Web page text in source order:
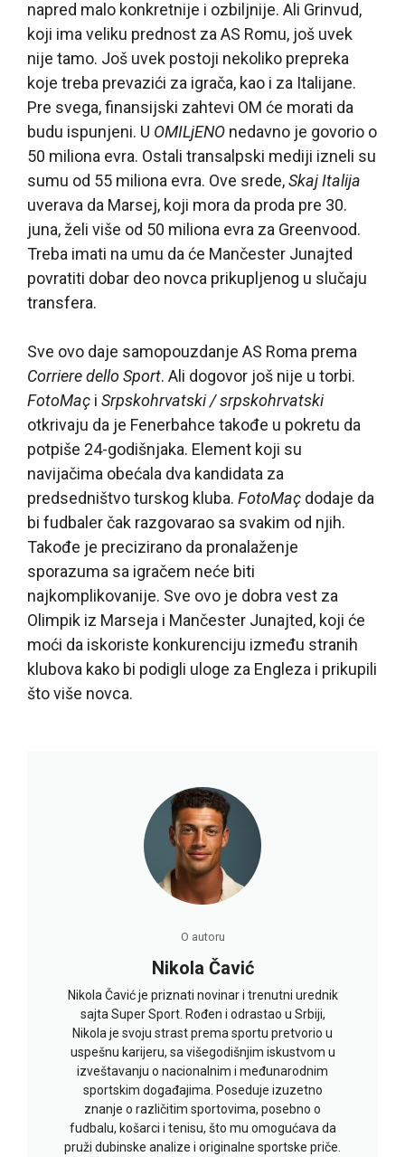
napred malo konkretnije i ozbiljnije. Ali Grinvud,
koji ima veliku prednost za AS Romu, još uvek
nije tamo. Još uvek postoji nekoliko prepreka
koje treba prevazići za igrača, kao i za Italijane.
Pre svega, finansijski zahtevi OM će morati da
budu ispunjeni. U OMILjENO nedavno je govorio o
50 miliona evra. Ostali transalpski mediji izneli su
sumu od 55 miliona evra. Ove srede,Skaj Italija
uverava da Marsej, koji mora da proda pre 30.
juna, želi više od 50 miliona evra za Greenvood.
Treba imati na umu da će Mančester Junajted
povratiti dobar deo novca prikupljenog u slučaju
transfera.
Sve ovo daje samopouzdanje AS Roma prema
Corriere dello Sport. Ali dogovor još nije u torbi.
FotoMaç i Srpskohrvatski / srpskohrvatski
otkrivaju da je Fenerbahce takođe u pokretu da
potpiše 24-godišnjaka. Element koji su
navijačima obećala dva kandidata za
predsedništvo turskog kluba. FotoMaç dodaje da
bi fudbaler čak razgovarao sa svakim od njih.
Takođe je precizirano da pronalaženje
sporazuma sa igračem neće biti
najkomplikovanije. Sve ovo je dobra vest za
Olimpik iz Marseja i Mančester Junajted, koji će
moći da iskoriste konkurenciju između stranih
klubova kako bi podigli uloge za Engleza i prikupili
što više novca.
O autoru
Nikola Čavić
Nikola Čavić je priznati novinar i trenutni urednik
sajta Super Sport. Rođen i odrastao u Srbiji,
Nikola je svoju strast prema sportu pretvorio u
uspešnu karijeru, sa višegodišnjim iskustvom u
izveštavanju o nacionalnim i međunarodnim
sportskim događajima. Poseduje izuzetno
znanje o različitim sportovima, posebno o
fudbalu, košarci i tenisu, što mu omogućava da
pruži dubinske analize i originalne sportske priče.